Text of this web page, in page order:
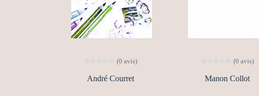
(0 avis)
André Courret
(0 avis)
Manon Collot